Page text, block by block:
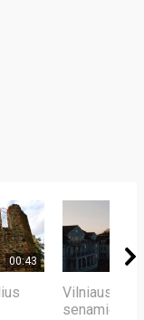
00:43
Vilniaus
senamiestis